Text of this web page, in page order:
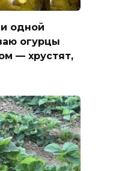
одной
огурцы
— хрустят,